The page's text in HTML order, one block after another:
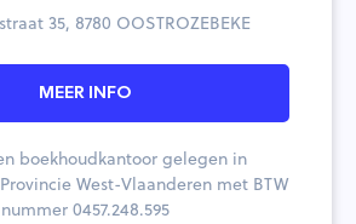
35, 8780 OOSTROZEBEKE
MEER INFO
boekhoudkantoor gelegen in
West-Vlaanderen met BTW
nummer 0457.248.595